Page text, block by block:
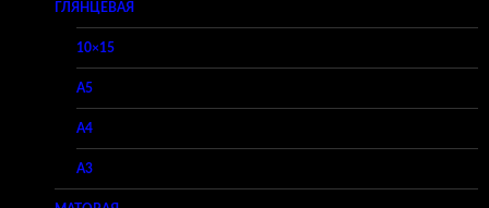
ГЛЯНЦЕВАЯ
10×15
A5
A4
A3